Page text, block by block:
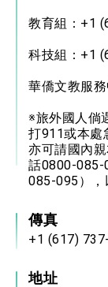
教育組：+1
科技組：+1
華僑文教服
※旅外國人倘
打911或本處
亦可請國內
話0800-085-
085-095），
傳真
+1 (617)
地址